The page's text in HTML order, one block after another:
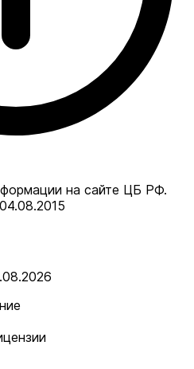
на сайте ЦБ РФ.